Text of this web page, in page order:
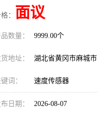
： 面议
数量： 9999.00个
地址： 湖北省黄冈市麻城市
词： 速度传感器
日期： 2026-08-07